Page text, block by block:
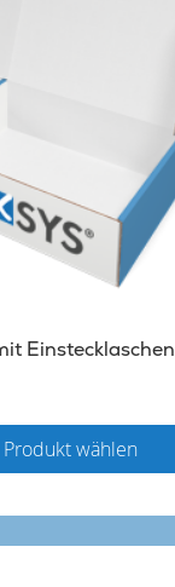
Einstecklaschen
Produkt wählen